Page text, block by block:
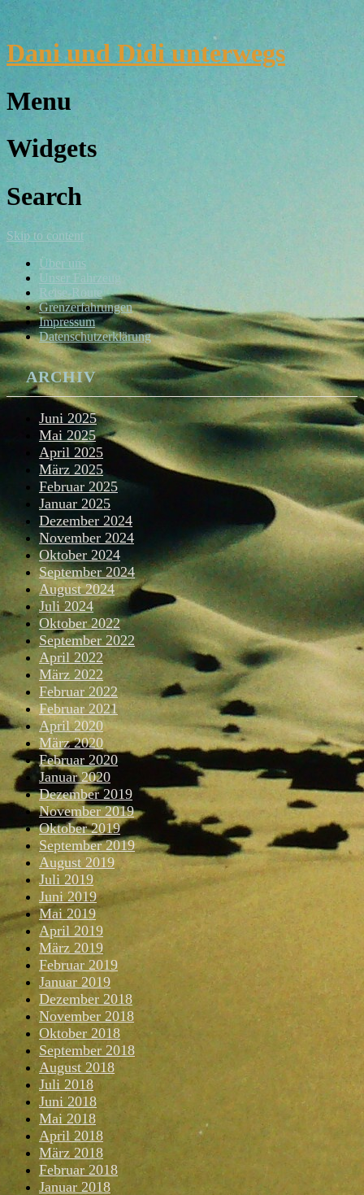
Dani und Didi unterwegs
Menu
Widgets
Search
Skip to content
Über uns
Unser Fahrzeug
Reise-Route
Grenzerfahrungen
Impressum
Datenschutzerklärung
ARCHIV
Juni 2025
Mai 2025
April 2025
März 2025
Februar 2025
Januar 2025
Dezember 2024
November 2024
Oktober 2024
September 2024
August 2024
Juli 2024
Oktober 2022
September 2022
April 2022
März 2022
Februar 2022
Februar 2021
April 2020
März 2020
Februar 2020
Januar 2020
Dezember 2019
November 2019
Oktober 2019
September 2019
August 2019
Juli 2019
Juni 2019
Mai 2019
April 2019
März 2019
Februar 2019
Januar 2019
Dezember 2018
November 2018
Oktober 2018
September 2018
August 2018
Juli 2018
Juni 2018
Mai 2018
April 2018
März 2018
Februar 2018
Januar 2018